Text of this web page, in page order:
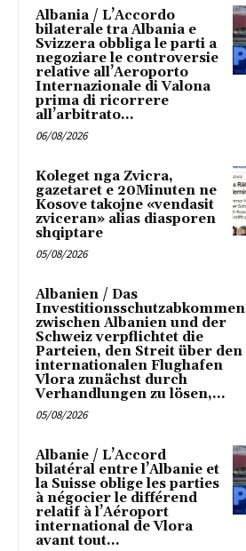
Albania / L’Accordo
bilaterale tra Albania e
Svizzera obbliga le parti a
negoziare le controversie
relative all’Aeroporto
Internazionale di Valona
prima di ricorrere
all’arbitrato...
06/08/2026
Koleget nga Zvicra,
gazetaret e 20Minuten ne
Kosove takojne «vendasit
zviceran» alias diasporen
shqiptare
05/08/2026
Albanien / Das
Investitionsschutzabkommen
zwischen Albanien und der
Schweiz verpflichtet die
Parteien, den Streit über den
internationalen Flughafen
Vlora zunächst durch
Verhandlungen zu lösen,...
05/08/2026
Albanie / L’Accord
bilatéral entre l’Albanie et
la Suisse oblige les parties
à négocier le différend
relatif à l’Aéroport
international de Vlora
avant tout...